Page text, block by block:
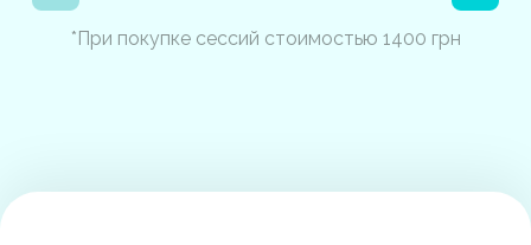
*При покупке сессий стоимостью 1400 грн